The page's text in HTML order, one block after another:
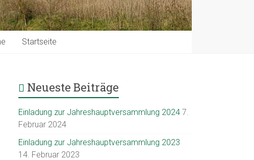
Startseite
Neueste Beiträge
Einladung zur Jahreshauptversammlung 2024 7.
Februar 2024
Einladung zur Jahreshauptversammlung 2023
14. Februar 2023